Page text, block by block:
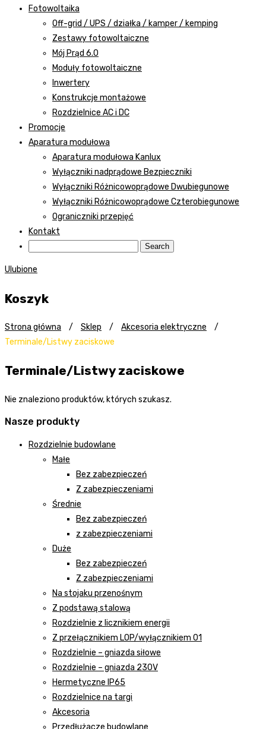
Fotowoltaika
Off-grid / UPS / działka / kamper / kemping
Zestawy fotowoltaiczne
Mój Prąd 6.0
Moduły fotowoltaiczne
Inwertery
Konstrukcje montażowe
Rozdzielnice AC i DC
Promocje
Aparatura modułowa
Aparatura modułowa Kanlux
Wyłączniki nadprądowe Bezpieczniki
Wyłączniki Różnicowoprądowe Dwubiegunowe
Wyłączniki Różnicowoprądowe Czterobiegunowe
Ograniczniki przepięć
Kontakt
Ulubione
Koszyk
Strona główna / Sklep / Akcesoria elektryczne
/
Terminale/Listwy zaciskowe
Terminale/Listwy zaciskowe
Nie znaleziono produktów, których szukasz.
Nasze produkty
Rozdzielnie budowlane
Małe
Bez zabezpieczeń
Z zabezpieczeniami
Średnie
Bez zabezpieczeń
z zabezpieczeniami
Duże
Bez zabezpieczeń
Z zabezpieczeniami
Na stojaku przenośnym
Z podstawą stalową
Rozdzielnie z licznikiem energii
Z przełącznikiem LOP/wyłącznikiem 01
Rozdzielnie – gniazda siłowe
Rozdzielnie – gniazda 230V
Hermetyczne IP65
Rozdzielnice na targi
Akcesoria
Przedłużacze budowlane